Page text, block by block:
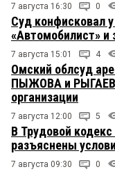
7 августа 16:30 0
Суд конфисковал
«Автомобилист» и
7 августа 15:01 4
Омский облсуд
ПЫЖОВА и
организации
7 августа 12:00 5
В Трудовой
разъяснены
7 августа 09:30 0